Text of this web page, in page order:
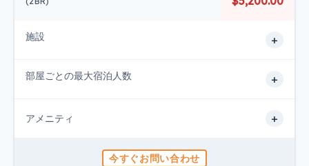
施設 +
部屋ごとの最大宿泊人数 +
アメニティ +
今すぐお問い合わせ